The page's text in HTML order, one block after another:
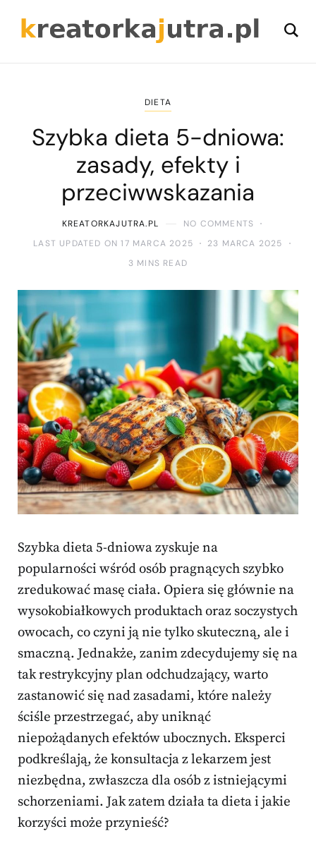
DIETA
Szybka dieta 5-dniowa:
zasady, efekty i
przeciwwskazania
KREATORKAJUTRA.PL
NO COMMENTS
LAST UPDATED ON 17 MARCA 2025
23 MARCA 2025
3 MINS READ
Szybka dieta 5-dniowa zyskuje na
popularności wśród osób pragnących szybko
zredukować masę ciała. Opiera się głównie na
wysokobiałkowych produktach oraz soczystych
owocach, co czyni ją nie tylko skuteczną, ale i
smaczną. Jednakże, zanim zdecydujemy się na
tak restrykcyjny plan odchudzający, warto
zastanowić się nad zasadami, które należy
ściśle przestrzegać, aby uniknąć
niepożądanych efektów ubocznych. Eksperci
podkreślają, że konsultacja z lekarzem jest
niezbędna, zwłaszcza dla osób z istniejącymi
schorzeniami. Jak zatem działa ta dieta i jakie
korzyści może przynieść?